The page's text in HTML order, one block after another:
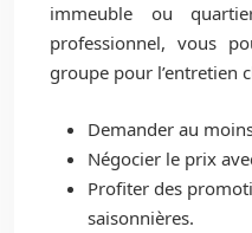
immeuble ou
professionnel, vous
groupe pour l’entretien
Demander au
Négocier le prix
Profiter des
saisonnières.